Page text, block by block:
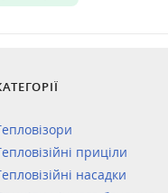
приціли
насадки